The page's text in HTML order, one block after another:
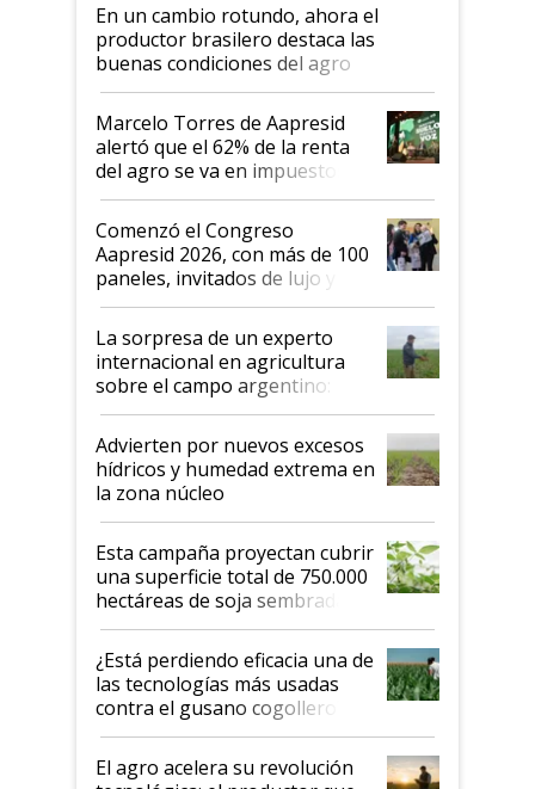
En un cambio rotundo, ahora el
productor brasilero destaca las
buenas condiciones del agro
argentino para invertir: "Los veo
más motivados"
Marcelo Torres de Aapresid
alertó que el 62% de la renta
del agro se va en impuestos:
"No es bueno que en
Argentina se sigan discutiendo
las mismas cosas de hace 50
años"
Comenzó el Congreso
Aapresid 2026, con más de 100
paneles, invitados de lujo y
todas las tendencias
La sorpresa de un experto
internacional en agricultura
sobre el campo argentino:
"Estoy muy impresionado"
Advierten por nuevos excesos
hídricos y humedad extrema en
la zona núcleo
Esta campaña proyectan cubrir
una superficie total de 750.000
hectáreas de soja sembradas
con una nueva generación de
variedades que marcan un
salto tecnológico en genética y
rendimiento
¿Está perdiendo eficacia una de
las tecnologías más usadas
contra el gusano cogollero? El
desafío de una tecnología clave
El agro acelera su revolución